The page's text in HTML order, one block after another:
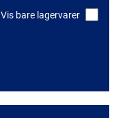
Vis bare lagervarer